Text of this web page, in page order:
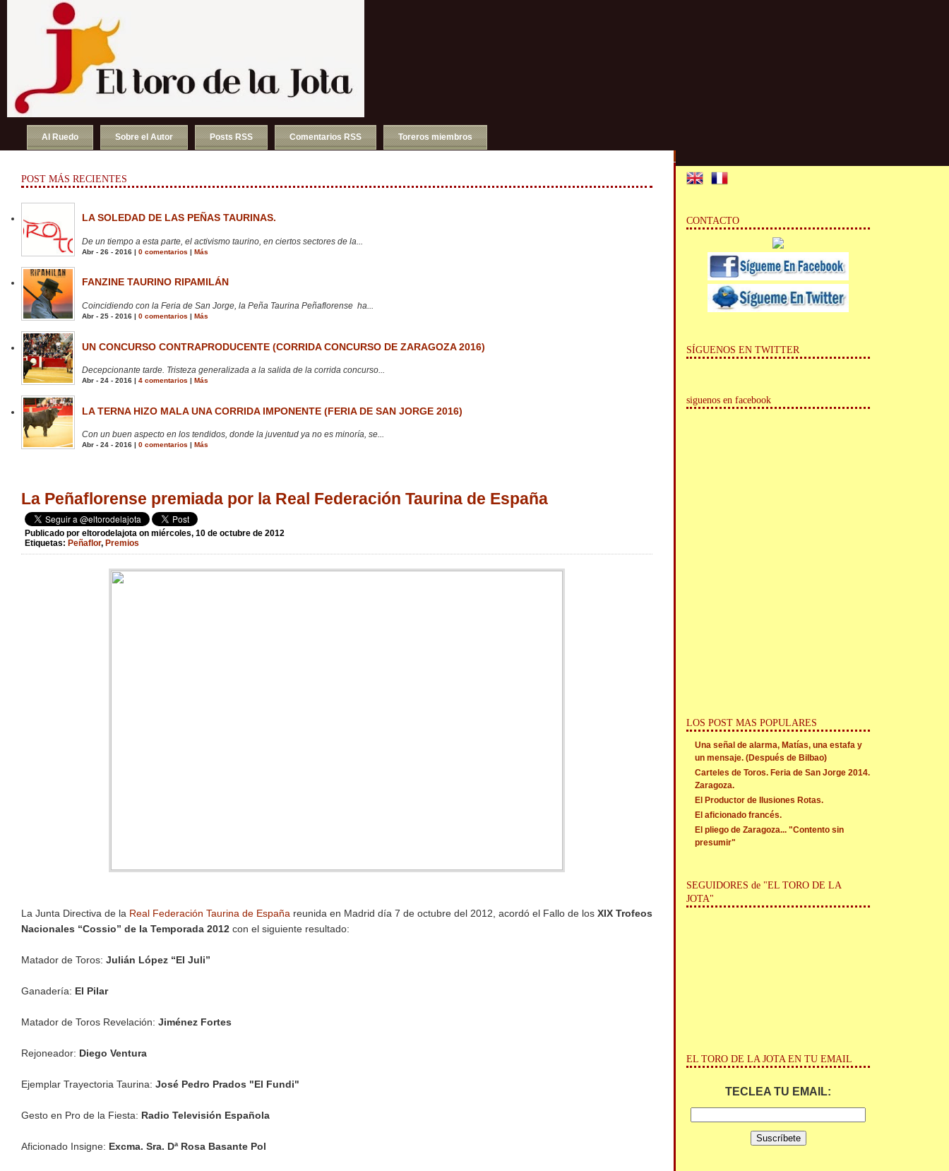
Al Ruedo Sobre el Autor Posts RSS Comentarios RSS Toreros miembros
POST MÁS RECIENTES
LA SOLEDAD DE LAS PEÑAS TAURINAS.
De un tiempo a esta parte, el activismo taurino, en ciertos sectores de la...
Abr - 26 - 2016 | 0 comentarios | Más
FANZINE TAURINO RIPAMILÁN
Coincidiendo con la Feria de San Jorge, la Peña Taurina Peñaflorense ha...
Abr - 25 - 2016 | 0 comentarios | Más
UN CONCURSO CONTRAPRODUCENTE (CORRIDA CONCURSO DE ZARAGOZA 2016)
Decepcionante tarde. Tristeza generalizada a la salida de la corrida concurso...
Abr - 24 - 2016 | 4 comentarios | Más
LA TERNA HIZO MALA UNA CORRIDA IMPONENTE (FERIA DE SAN JORGE 2016)
Con un buen aspecto en los tendidos, donde la juventud ya no es minoría, se...
Abr - 24 - 2016 | 0 comentarios Más
La Peñaflorense premiada por la Real Federación Taurina de España
Publicado por eltorodelajota on miércoles, 10 de octubre de 2012
Etiquetas: Peñaflor, Premios
La Junta Directiva de la Real Federación Taurina de España reunida en Madrid día 7 de octubre del 2012, acordó el Fallo de losXIX Trofeos
Nacionales “Cossio” de la Temporada 2012 con el siguiente resultado:
Matador de Toros: Julián López “El Juli”
Ganadería: El Pilar
Matador de Toros Revelación: Jiménez Fortes
Rejoneador: Diego Ventura
Ejemplar Trayectoria Taurina: José Pedro Prados "El Fundi"
Gesto en Pro de la Fiesta: Radio Televisión Española
Aficionado Insigne: Excma. Sra. Dª Rosa Basante Pol
CONTACTO
SÍGUENOS EN TWITTER
siguenos en facebook
LOS POST MAS POPULARES
Una señal de alarma, Matías, una estafa y
un mensaje. (Después de Bilbao)
Carteles de Toros. Feria de San Jorge 2014.
Zaragoza.
El Productor de Ilusiones Rotas.
El aficionado francés.
El pliego de Zaragoza... "Contento sin
presumir"
SEGUIDORES de "EL TORO DE LA
JOTA"
EL TORO DE LA JOTA EN TU EMAIL
TECLEA TU EMAIL: